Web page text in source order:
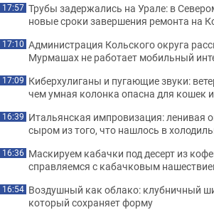
17:57 Трубы задержались на Урале: в
новые сроки завершения ремонта на
17:10 Администрация Кольского округа
Мурмашах не работает мобильный
17:09 Киберхулиганы и пугающие звуки:
чем умная колонка опасна для кошек
16:39 Итальянская импровизация: ленивая
сыром из того, что нашлось в
16:36 Маскируем кабачки под десерт из
справляемся с кабачковым
16:54 Воздушный как облако: клубничный
который сохраняет форму